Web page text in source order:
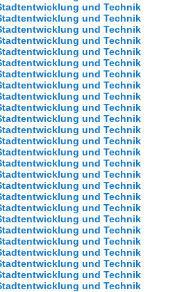
und Technik
und Technik
und Technik
und Technik
und Technik
und Technik
und Technik
und Technik
und Technik
und Technik
und Technik
und Technik
und Technik
und Technik
und Technik
und Technik
und Technik
und Technik
und Technik
und Technik
und Technik
und Technik
und Technik
und Technik
und Technik
und Technik